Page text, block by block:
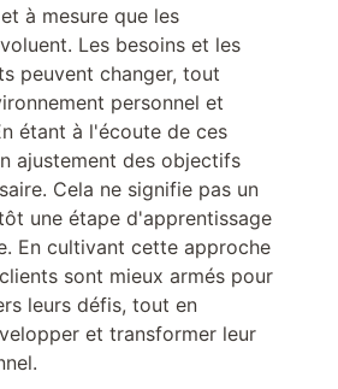
à mesure que les
Les besoins et les
peuvent changer, tout
personnel et
étant à l'écoute de ces
ajustement des objectifs
Cela ne signifie pas un
une étape d'apprentissage
En cultivant cette approche
sont mieux armés pour
leurs défis, tout en
et transformer leur